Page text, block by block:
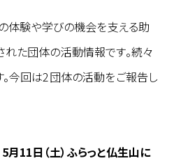
体験や学びの機会を支える助
た団体の活動情報です。続々
。今回は2団体の活動をご報告し
5月11日（土）ふらっと仏生山に